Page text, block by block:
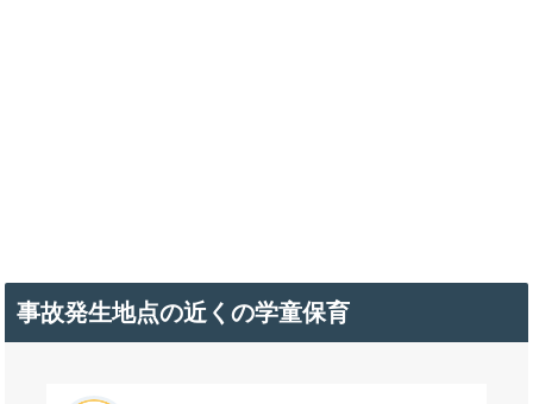
事故発生地点の近くの学童保育